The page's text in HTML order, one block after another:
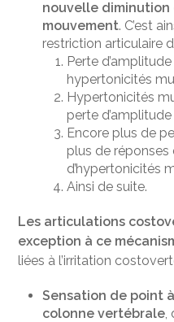
nouvelle diminution
mouvement. C’est
restriction articulaire
Perte
hypertonicités
Hypertonicités
perte d’amplitude
Encore plus de
plus de
d’hypertonicités
Ainsi de suite.
Les articulations
exception à ce
liées à l’irritation
Sensation de point
colonne vertébrale,